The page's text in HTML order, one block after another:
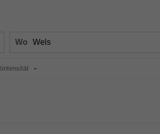
Wo